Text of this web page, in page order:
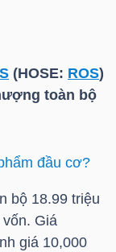
(HOSE: ROS)
toàn bộ
đầu cơ?
bộ 18.99 triệu
Giá
giá 10,000